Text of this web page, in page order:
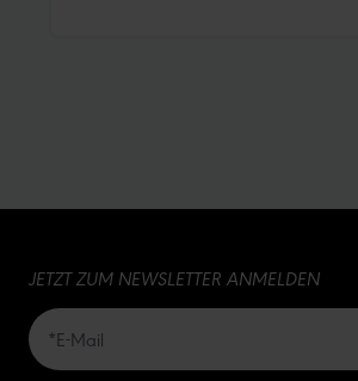
JETZT ZUM NEWSLETTER ANMELDEN